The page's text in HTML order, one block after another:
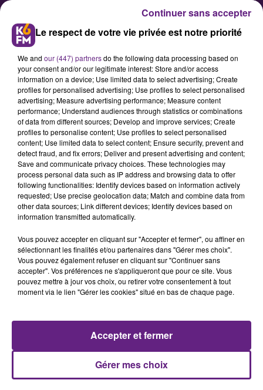
Ligue 2 : Battu à Tours (0-1),
Dijon reste leader
En clôture de la 10eme journée de
Ligue 2, le leader dijonnais s'est fait
surprendre sur la pelouse du Tours
FC en s'inclinant 1-0. Réduit à 10 au
DFCO a craqué en fin de match,
Publié : 6 octobre 2015 à 1h32 par 45
Le respect de votre vie privée est notre priorité
We and our (447) partnersdo the following data processing based on
your consent and/or our legitimate interest: Store and/or access
information on a device; Use limited data to select advertising; Create
profiles for personalised advertising; Use profiles to select personalised
advertising; Measure advertising performance; Measure content
performance; Understand audiences through statistics or combinations
of data from different sources; Develop and improve services; Create
profiles to personalise content; Use profiles to select personalised
content; Use limited data to select content; Ensure security, prevent and
detect fraud, and fix errors; Deliver and present advertising and content;
Save and communicate privacy choices. These technologies may
process personal data such as IP address and browsing data to offer
following functionalities: Identify devices based on information actively
requested; Use precise geolocation data; Match and combine data from
other data sources; Link different devices; Identify devices based on
information transmitted automatically.
Vous pouvez accepter en cliquant sur "Accepter et fermer", ou affiner en
sélectionnant les finalités et/ou partenaires dans "Gérer mes choix".
Vous pouvez également refuser en cliquant sur "Continuer sans
accepter". Vos préférences ne s'appliqueront que pour ce site. Vous
pouvez mettre à jour vos choix, ou retirer votre consentement à tout
moment via le lien "Gérer les cookies" situé en bas de chaque page.
Gérer mes choix
Accepter et fermer
Continuer sans accepter